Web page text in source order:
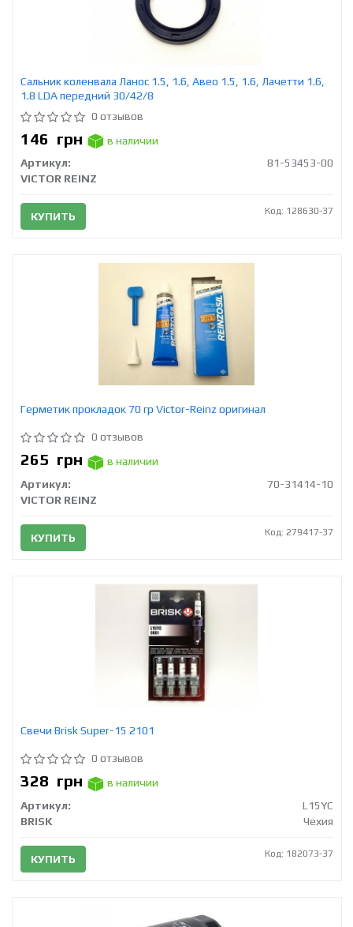
Сальник коленвала Ланос 1.5, 1.6, Авео 1.5, 1.6, Лачетти 1.6,
1.8 LDA передний 30/42/8
0 отзывов
146 грн
в наличии
Артикул:
81-53453-00
VICTOR REINZ
КУПИТЬ Код: 128630-37
Герметик прокладок 70 гр Victor-Reinz оригинал
0 отзывов
265 грн
в наличии
Артикул:
70-31414-10
VICTOR REINZ
КУПИТЬ Код: 279417-37
Свечи Brisk Super-15 2101
0 отзывов
328 грн
в наличии
Артикул:
L15YC
BRISK
Чехия
КУПИТЬ Код: 182073-37